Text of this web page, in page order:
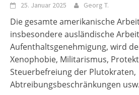
25. Januar 2025 Georg T.
Die gesamte amerikanische
insbesondere ausländische
Aufenthaltsgenehmigung, wird
Xenophobie, Militarismus,
Steuerbefreiung der Plutokraten,
Abtreibungsbeschränkungen usw.